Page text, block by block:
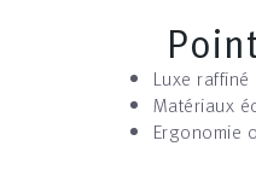
Luxe raffiné
Matériaux
Ergonomie